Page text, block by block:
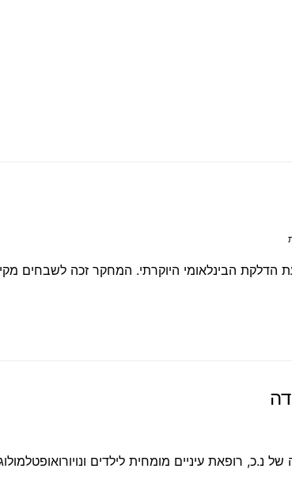
הבינלאומי היוקרתי. המחקר זכה לשבחים
רופאת עיניים מומחית לילדים